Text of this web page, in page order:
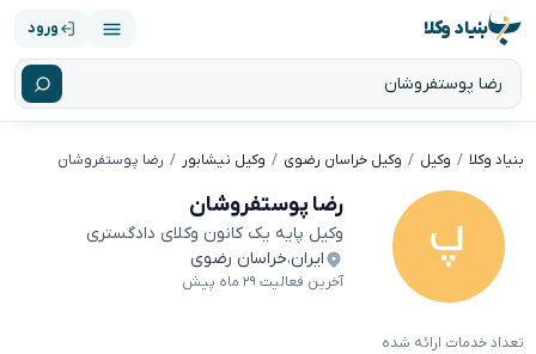
بنیاد وکلا ورود
بنیاد وکلا وکیل وکیل خراسان رضوی وکیل نیشابور رضا پوستفروشان
رضا پوستفروشان
وکیل پایه یک کانون وکلای دادگستری
ایران،خراسان رضوی
آخرین فعالیت ۲۹ ماه پیش
تعداد خدمات ارائه شده